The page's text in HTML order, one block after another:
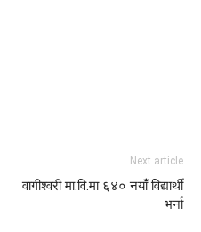
Next article
वागीश्वरी मा.वि.मा ६४० नयाँ विद्यार्थी
भर्ना